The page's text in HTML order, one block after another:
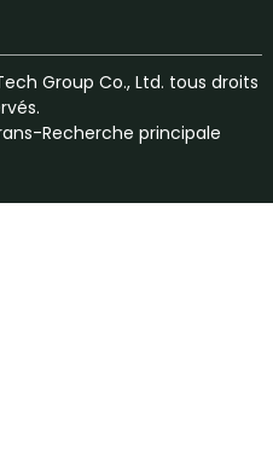
Group Co., Ltd. tous droits
-Recherche principale